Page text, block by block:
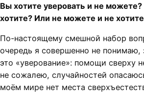
Вы хотите уверовать и не
хотите? Или не можете и не
По-настоящему смешной набор
очередь я совершенно не понимаю,
это «уверование»: помощи сверху
не сожалею, случайностей
моём мире нет места